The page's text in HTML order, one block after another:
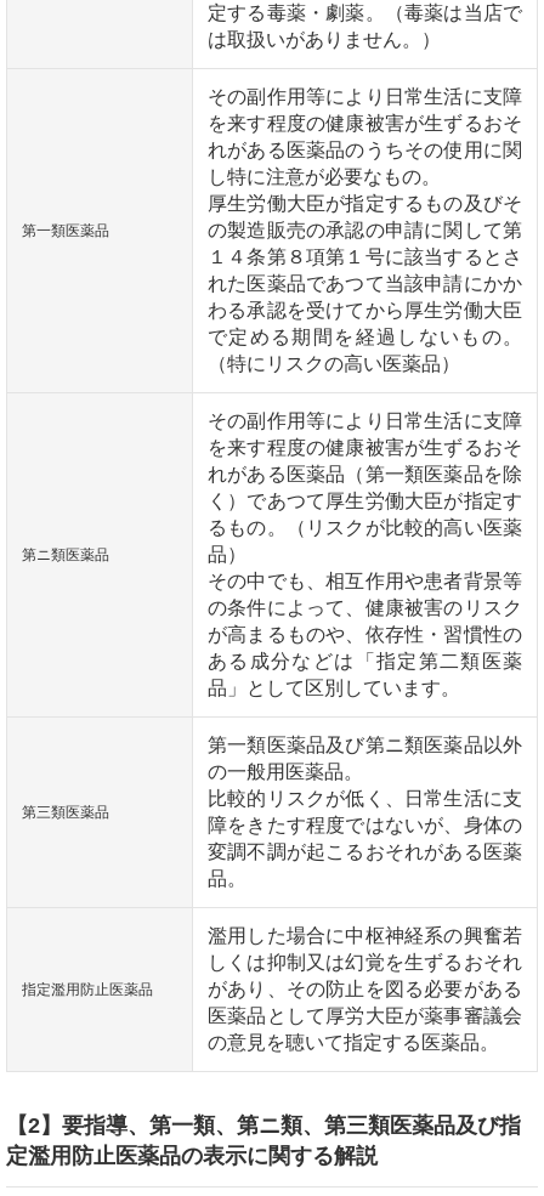
定する毒薬・劇薬。（毒薬は当店で
は取扱いがありません。）
第一類医薬品
その副作用等により日常生活に支障
を来す程度の健康被害が生ずるおそ
れがある医薬品のうちその使用に関
し特に注意が必要なもの。
厚生労働大臣が指定するもの及びそ
の製造販売の承認の申請に関して第
１４条第８項第１号に該当するとさ
れた医薬品であつて当該申請にかか
わる承認を受けてから厚生労働大臣
で定める期間を経過しないもの。
（特にリスクの高い医薬品）
第ニ類医薬品
その副作用等により日常生活に支障
を来す程度の健康被害が生ずるおそ
れがある医薬品（第一類医薬品を除
く）であつて厚生労働大臣が指定す
るもの。（リスクが比較的高い医薬
品）
その中でも、相互作用や患者背景等
の条件によって、健康被害のリスク
が高まるものや、依存性・習慣性の
ある成分などは「指定第二類医薬
品」として区別しています。
第三類医薬品
第一類医薬品及び第ニ類医薬品以外
の一般用医薬品。
比較的リスクが低く、日常生活に支
障をきたす程度ではないが、身体の
変調不調が起こるおそれがある医薬
品。
指定濫用防止医薬品
濫用した場合に中枢神経系の興奮若
しくは抑制又は幻覚を生ずるおそれ
があり、その防止を図る必要がある
医薬品として厚労大臣が薬事審議会
の意見を聴いて指定する医薬品。
【2】要指導、第一類、第ニ類、第三類医薬品及び指
定濫用防止医薬品の表示に関する解説